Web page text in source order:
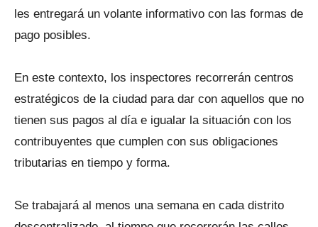
les entregará un volante informativo con las formas de
pago posibles.
En este contexto, los inspectores recorrerán centros
estratégicos de la ciudad para dar con aquellos que no
tienen sus pagos al día e igualar la situación con los
contribuyentes que cumplen con sus obligaciones
tributarias en tiempo y forma.
Se trabajará al menos una semana en cada distrito